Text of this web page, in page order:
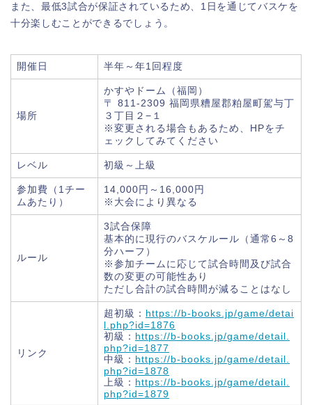
また、最低3試合が保証されているため、1日を通じてバスケを
十分楽しむことができるでしょう。
開催日 半年～年1回程度
場所
かすやドーム（福岡）
〒 811-2309 福岡県糟屋郡粕屋町駕与丁
３丁目２−１
※変更される場合もあるため、HPをチ
ェックしてみてください
レベル 初級～上級
参加費（1チー
ムあたり）
14,000円～16,000円
※大会により異なる
ルール
3試合保障
基本的に現行のバスケルール（通常6～8
分ハーフ）
※参加チームに応じて試合時間及び試合
数の変更の可能性あり
ただし合計の試合時間が減ることはなし
リンク
超初級： https://b-books.jp/game/detai
l.php?id=1876
初級： https://b-books.jp/game/detail.
php?id=1877
中級： https://b-books.jp/game/detail.
php?id=1878
上級： https://b-books.jp/game/detail.
php?id=1879